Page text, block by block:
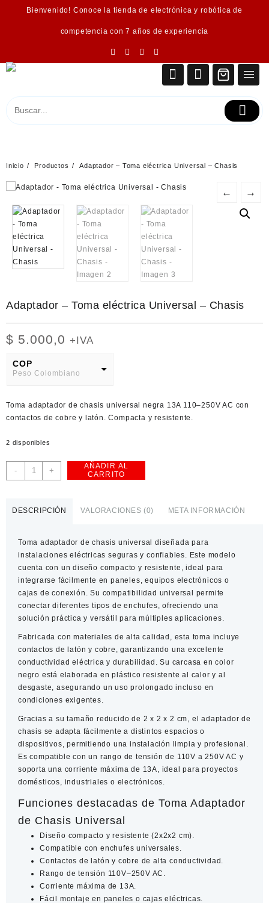
Bienvenido! Conoce la tienda de electrónica y robótica de
competencia con 7 años de experiencia
Inicio Productos Adaptador – Toma eléctrica Universal – Chasis
← →
Adaptador – Toma eléctrica Universal – Chasis
$ 5.000,0 +IVA
COP
Peso Colombiano
American Dollar
Toma adaptador de chasis universal negra 13A 110–250V AC con
contactos de cobre y latón. Compacta y resistente.
2 disponibles
-
Adaptador
-
Chasis
cantidad
+
AÑADIR AL
CARRITO
DESCRIPCIÓN VALORACIONES (0) META INFORMACIÓN
Toma adaptador de chasis universal diseñada para
instalaciones eléctricas seguras y confiables. Este modelo
cuenta con un diseño compacto y resistente, ideal para
integrarse fácilmente en paneles, equipos electrónicos o
cajas de conexión. Su compatibilidad universal permite
conectar diferentes tipos de enchufes, ofreciendo una
solución práctica y versátil para múltiples aplicaciones.
Fabricada con materiales de alta calidad, esta toma incluye
contactos de latón y cobre
, garantizando una excelente
conductividad eléctrica y durabilidad. Su carcasa en color
negro está elaborada en plástico resistente al calor y al
desgaste, asegurando un uso prolongado incluso en
condiciones exigentes.
Gracias a su tamaño reducido de 2 x 2 x 2 cm , el adaptador de
chasis se adapta fácilmente a distintos espacios o
dispositivos, permitiendo una instalación limpia y profesional.
Es compatible con un rango de tensión de 110V a 250V AC y
soporta una corriente máxima de 13A , ideal para proyectos
domésticos, industriales o electrónicos.
Funciones destacadas de Toma Adaptador
de Chasis Universal
Diseño compacto y resistente (2x2x2 cm).
Compatible con enchufes universales.
Contactos de latón y cobre de alta conductividad.
Rango de tensión 110V–250V AC.
Corriente máxima de 13A.
Fácil montaje en paneles o cajas eléctricas.